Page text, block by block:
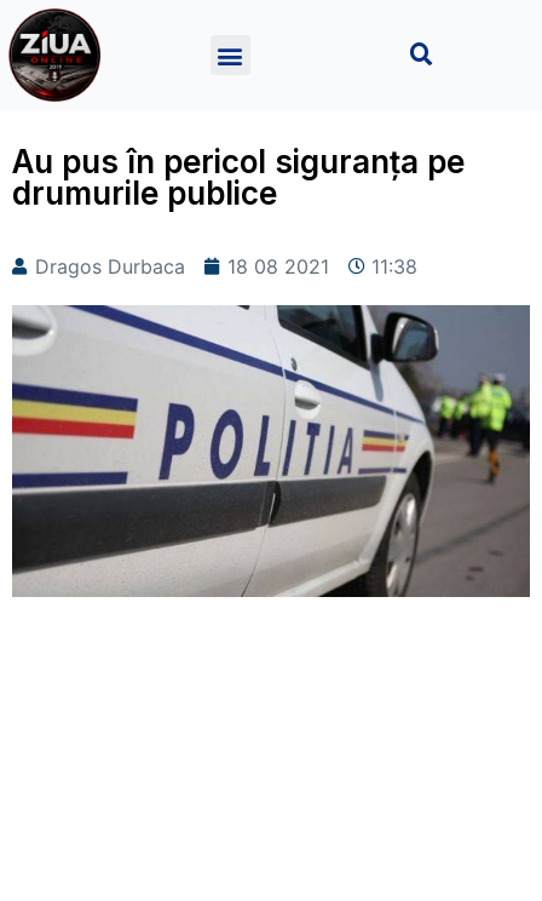
Au pus în pericol siguranța pe
drumurile publice
Dragos Durbaca 18 08 2021 11:38